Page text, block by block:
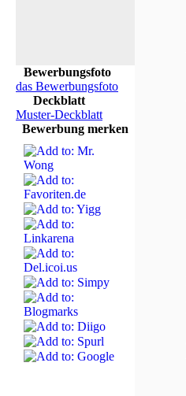
Bewerbungsfoto
das Bewerbungsfoto
Deckblatt
Muster-Deckblatt
Bewerbung merken